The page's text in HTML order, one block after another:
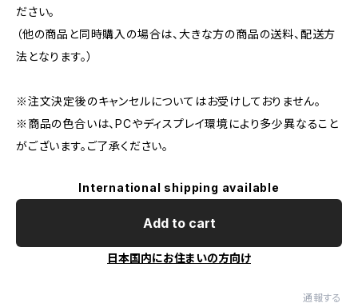
ださい。
（他の商品と同時購入の場合は、大きな方の商品の送料、配送方
法となります。）
※注文決定後のキャンセルについてはお受けしておりません。
※商品の色合いは、PCやディスプレイ環境により多少異なること
がございます。ご了承ください。
International shipping available
Add to cart
日本国内にお住まいの方向け
通報する